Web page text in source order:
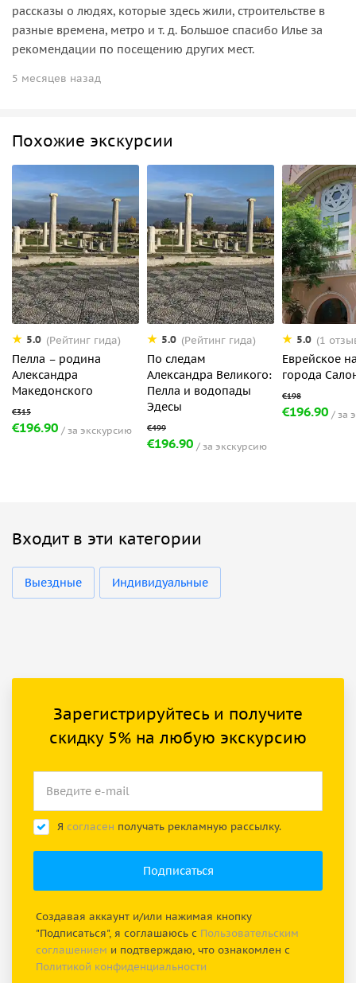
рассказы о людях, которые здесь жили, строительстве в
разные времена, метро и т. д. Большое спасибо Илье за
рекомендации по посещению других мест.
5 месяцев назад
Похожие экскурсии
5.0 (Рейтинг гида)
Пелла – родина
Александра
Македонского
€196.90 за экскурсию
5.0 (Рейтинг гида)
По следам
Александра Великого:
Пелла и водопады
Эдесы
€196.90 за экскурсию
5.0 (1
Еврейское
города
€196.90 за
Входит в эти категории
Выездные Индивидуальные
Зарегистрируйтесь и получите
скидку 5% на любую экскурсию
Я согласен получать рекламную рассылку.
Создавая аккаунт и/или нажимая кнопку
"Подписаться", я соглашаюсь с Пользовательским
соглашением и подтверждаю, что ознакомлен с
Политикой конфиденциальности